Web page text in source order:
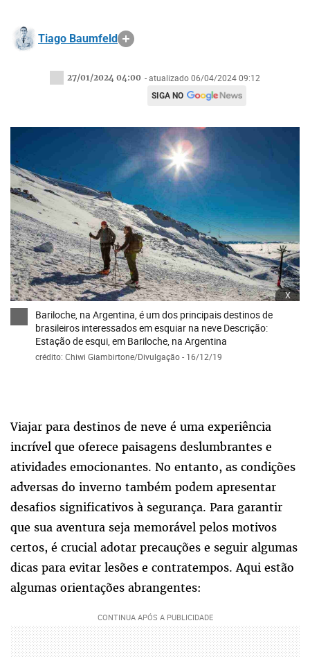
Tiago Baumfeld
27/01/2024 04:00 - atualizado 06/04/2024 09:12
SIGA NO
x
Bariloche, na Argentina, é um dos principais destinos de
brasileiros interessados em esquiar na neve Descrição:
Estação de esqui, em Bariloche, na Argentina
crédito: Chiwi Giambirtone/Divulgação - 16/12/19
Viajar para destinos de neve é uma experiência
incrível que oferece paisagens deslumbrantes e
atividades emocionantes. No entanto, as condições
adversas do inverno também podem apresentar
desafios significativos à segurança. Para garantir
que sua aventura seja memorável pelos motivos
certos, é crucial adotar precauções e seguir algumas
dicas para evitar lesões e contratempos. Aqui estão
algumas orientações abrangentes: